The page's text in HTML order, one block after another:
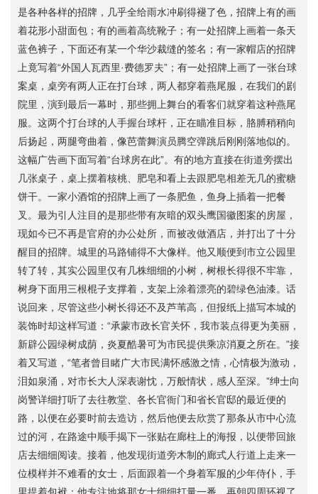
是各种各样的招牌，几乎全给雨水冲刷得褪了色，招牌上有的画
着花形小甜面包；有的画着高统靴子；有一处招牌上画着一条天
蓝色裤子，下面还有某一个华沙裁缝的签名；有一家帽店的招牌
上竟写着“外国人瓦西里·费德罗夫”；有一处招牌上画了一张台球
案桌，桌旁有两人正在打台球，两人都穿着燕尾服，在我们的剧
院里，演到最后一幕时，那些拥上舞台的看客们就穿着这种燕尾
服。这两个打台球的人手握台球杆，正在瞄准目标，胳膊稍稍向
后扬起，两腿弯曲着，像芭蕾舞演员腾空弹跳后刚刚落地似的。
这幅广告画下面写着“台球房在此”。有的地方直接在街道旁摆出
几张桌子，桌上摆着核桃、肥皂和看上去跟肥皂相差无几的蜜糖
饼干。一家小酒馆的招牌上画了一条肥鱼，鱼身上插着一把餐
叉。最为引人注目的是那些带有灰暗的双头鹰国徽图案的房屋，
现如今已不再是官府的办公处所，而被改做酒店，并打出了十分
醒目的招牌。城里的马路铺得不大像样。他又顺便到市立公园里
转了转，其实公园里仅有几株细细的小树，树根长得很不牢靠，
树身下面用三根棍子支撑着，支架上涂着漂亮的碧绿色油漆。话
说回来，尽管这些小树长得还不及芦苇高，但报纸上描写本城的
装饰时却这样写道：“承蒙市政长官关怀，我市装点得更为美丽，
新辟公园绿树成荫，炎夏酷暑可为市民提供乘凉消夏之所在。”接
着又写道，“笔者曾目睹广大市民满怀感激之情，心情极为激动，
泪如泉涌，对市长大人深表谢忱，万般情状，感人至深。”绅士向
岗警详细打听了去往教堂、各长官衙门和省长官邸的最近便的
路，以便在必要时前去造访，然后他便去欣赏了那条从市中心流
过的河，在路途中顺手揭下一张贴在廊柱上的海报，以便带回旅
店去细细阅读。接着，他发现街道旁木制的廊式人行道上走来一
位模样并不难看的女士，后面跟着一个身着军服的少年侍仆，手